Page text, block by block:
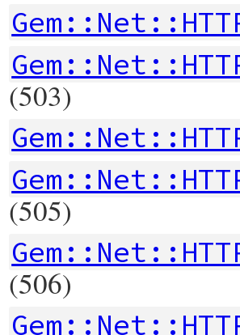
(503)
(505)
(506)